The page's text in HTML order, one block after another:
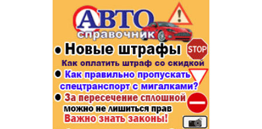
Афиша
Строительство и ремонт
Телекоммуникации и связь
Торговля
Популярное →
Строительство и ремонт